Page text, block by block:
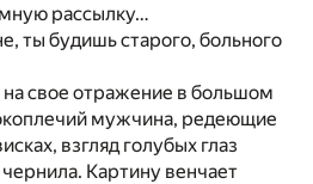
рассылку…
ты будишь старого, больного
свое отражение в большом
мужчина, редеющие
взгляд голубых глаз
Картину венчает